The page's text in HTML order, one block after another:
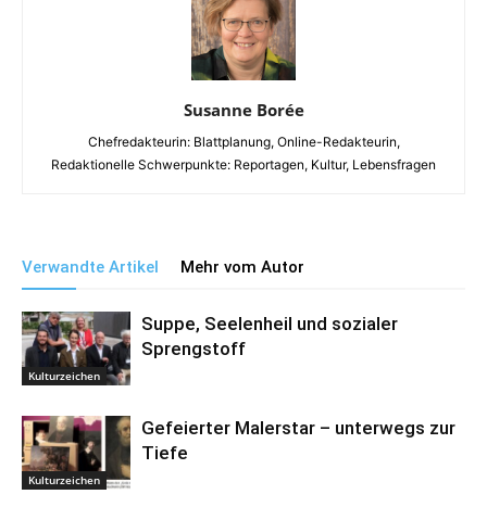
Susanne Borée
Chefredakteurin: Blattplanung, Online-Redakteurin,
Redaktionelle Schwerpunkte: Reportagen, Kultur, Lebensfragen
Verwandte Artikel Mehr vom Autor
Kulturzeichen
Suppe, Seelenheil und sozialer
Sprengstoff
Kulturzeichen
Gefeierter Malerstar – unterwegs zur
Tiefe